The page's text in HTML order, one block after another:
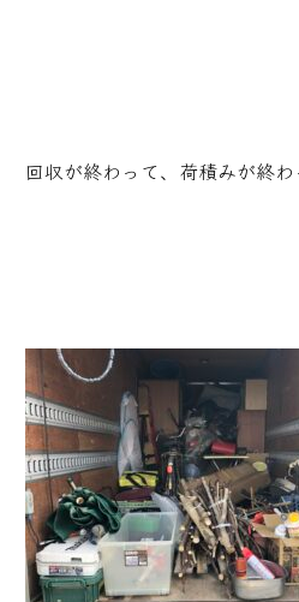
回収が終わって、荷積みが終